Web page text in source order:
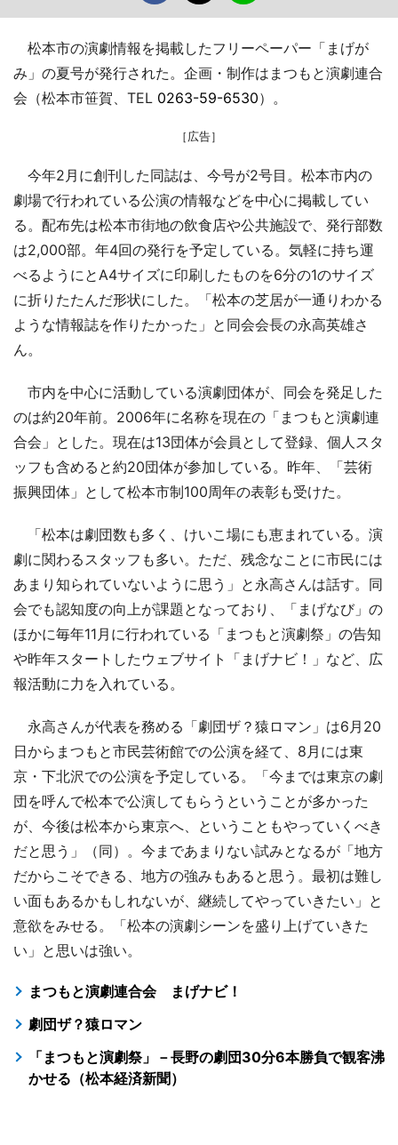
松本市の演劇情報を掲載したフリーペーパー「まげが
み」の夏号が発行された。企画・制作はまつもと演劇連合
会（松本市笹賀、TEL 0263-59-6530）。
［広告］
今年2月に創刊した同誌は、今号が2号目。松本市内の
劇場で行われている公演の情報などを中心に掲載してい
る。配布先は松本市街地の飲食店や公共施設で、発行部数
は2,000部。年4回の発行を予定している。気軽に持ち運
べるようにとA4サイズに印刷したものを6分の1のサイズ
に折りたたんだ形状にした。「松本の芝居が一通りわかる
ような情報誌を作りたかった」と同会会長の永高英雄さ
ん。
市内を中心に活動している演劇団体が、同会を発足した
のは約20年前。2006年に名称を現在の「まつもと演劇連
合会」とした。現在は13団体が会員として登録、個人スタ
ッフも含めると約20団体が参加している。昨年、「芸術
振興団体」として松本市制100周年の表彰も受けた。
「松本は劇団数も多く、けいこ場にも恵まれている。演
劇に関わるスタッフも多い。ただ、残念なことに市民には
あまり知られていないように思う」と永高さんは話す。同
会でも認知度の向上が課題となっており、「まげなび」の
ほかに毎年11月に行われている「まつもと演劇祭」の告知
や昨年スタートしたウェブサイト「まげナビ！」など、広
報活動に力を入れている。
永高さんが代表を務める「劇団ザ？猿ロマン」は6月20
日からまつもと市民芸術館での公演を経て、8月には東
京・下北沢での公演を予定している。「今までは東京の劇
団を呼んで松本で公演してもらうということが多かった
が、今後は松本から東京へ、ということもやっていくべき
だと思う」（同）。今まであまりない試みとなるが「地方
だからこそできる、地方の強みもあると思う。最初は難し
い面もあるかもしれないが、継続してやっていきたい」と
意欲をみせる。「松本の演劇シーンを盛り上げていきた
い」と思いは強い。
まつもと演劇連合会 まげナビ！
劇団ザ？猿ロマン
「まつもと演劇祭」－長野の劇団30分6本勝負で観客沸
かせる（松本経済新聞）